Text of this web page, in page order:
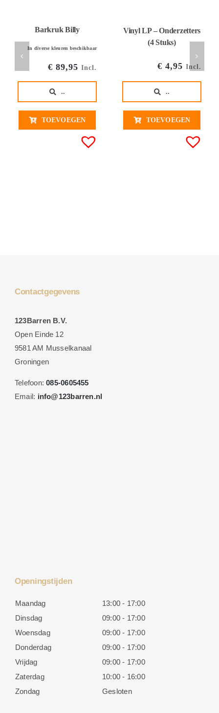
Barkruk Billy
In diverse kleuren beschikbaar
€ 89,95 Incl.
..
TOEVOEGEN
Vinyl LP – Onderzetters
(4 Stuks)
€ 4,95 Incl.
..
TOEVOEGEN
Contactgegevens
123Barren B.V.
Open Einde 12
9581 AM Musselkanaal
Groningen
Telefoon:085-0605455
Email: info@123barren.nl
Openingstijden
Maandag
13:00 - 17:00
Dinsdag
09:00 - 17:00
Woensdag
09:00 - 17:00
Donderdag
09:00 - 17:00
Vrijdag
09:00 - 17:00
Zaterdag
10:00 - 16:00
Zondag
Gesloten